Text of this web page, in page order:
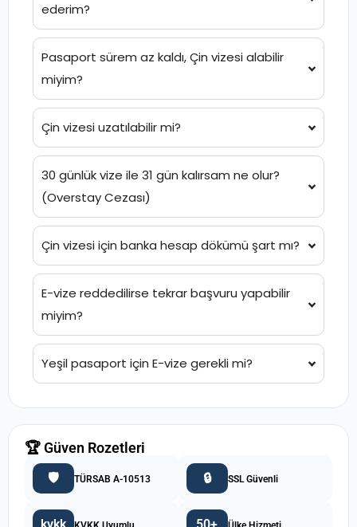
ederim?
Pasaport sürem az kaldı, Çin vizesi alabilir
miyim?
Çin vizesi uzatılabilir mi?
30 günlük vize ile 31 gün kalırsam ne olur?
(Overstay Cezası)
Çin vizesi için banka hesap dökümü şart mı?
E-vize reddedilirse tekrar başvuru yapabilir
miyim?
Yeşil pasaport için E-vize gerekli mi?
🏆 Güven Rozetleri
🛡️ TÜRSAB A-10513 🔒 SSL Güvenli